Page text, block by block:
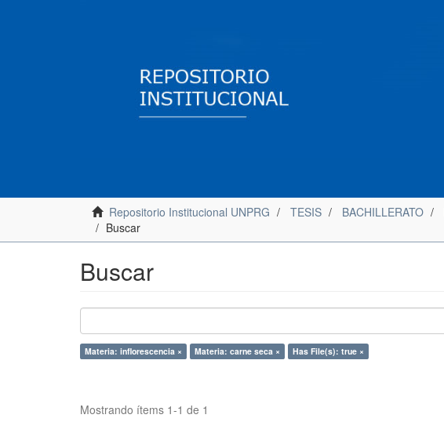
Repositorio Institucional UNPRG TESIS BACHILLERATO
Buscar
Buscar
Materia: inflorescencia × Materia: carne seca × Has File(s): true ×
Mostrando ítems 1-1 de 1